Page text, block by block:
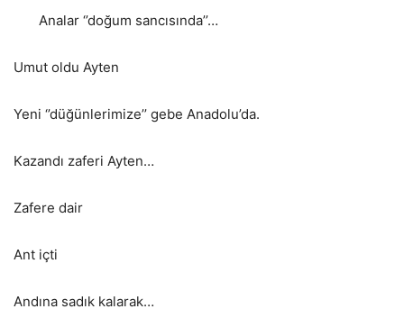
Analar ‘’doğum sancısında’’…
Umut oldu Ayten
Yeni ‘’düğünlerimize’’ gebe Anadolu’da.
Kazandı zaferi Ayten…
Zafere dair
Ant içti
Andına sadık kalarak…